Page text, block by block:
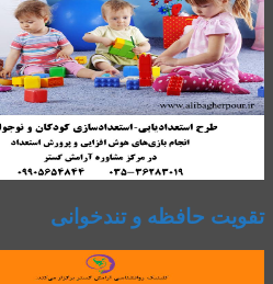
تقویت حافظه و تندخوانی